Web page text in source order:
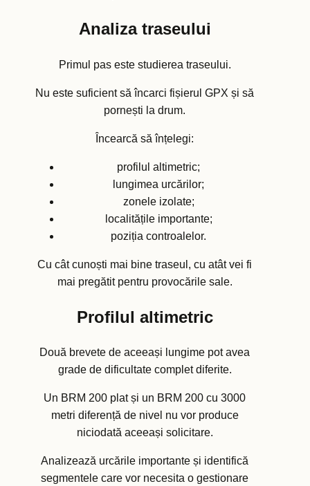
Analiza traseului
Primul pas este studierea traseului.
Nu este suficient să încarci fișierul GPX și să
pornești la drum.
Încearcă să înțelegi:
profilul altimetric;
lungimea urcărilor;
zonele izolate;
localitățile importante;
poziția controalelor.
Cu cât cunoști mai bine traseul, cu atât vei fi
mai pregătit pentru provocările sale.
Profilul altimetric
Două brevete de aceeași lungime pot avea
grade de dificultate complet diferite.
Un BRM 200 plat și un BRM 200 cu 3000
metri diferență de nivel nu vor produce
niciodată aceeași solicitare.
Analizează urcările importante și identifică
segmentele care vor necesita o gestionare